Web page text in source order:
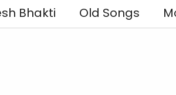
Bhakti Old Songs